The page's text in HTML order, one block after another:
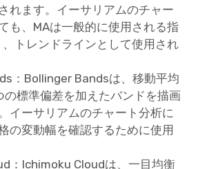
れます。イーサリアムのチャー
も、MAは一般的に使用される指
、トレンドラインとして使用され
：Bollinger Bandsは、移動平均
の標準偏差を加えたバンドを描画
イーサリアムのチャート分析に
の変動幅を確認するために使用
：Ichimoku Cloudは、一目均衡